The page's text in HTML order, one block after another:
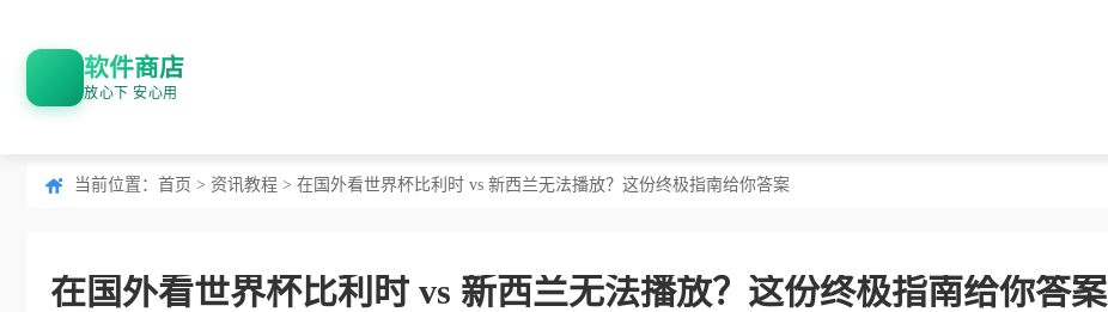
软件商店
放心下 安心用
当前位置： 首页 > 资讯教程 > 在国外看世界杯比利时 vs 新西兰无法播放？这份终极指南给你答案
在国外看世界杯比利时 vs 新西兰无法播放？这份终极指南给你答案